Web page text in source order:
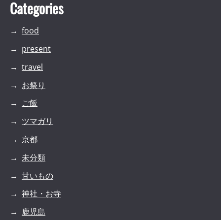
Categories
food
present
travel
お祭り
ご飯
ツマガリ
京都
未分類
甘いもの
神社・お寺
鹿児島